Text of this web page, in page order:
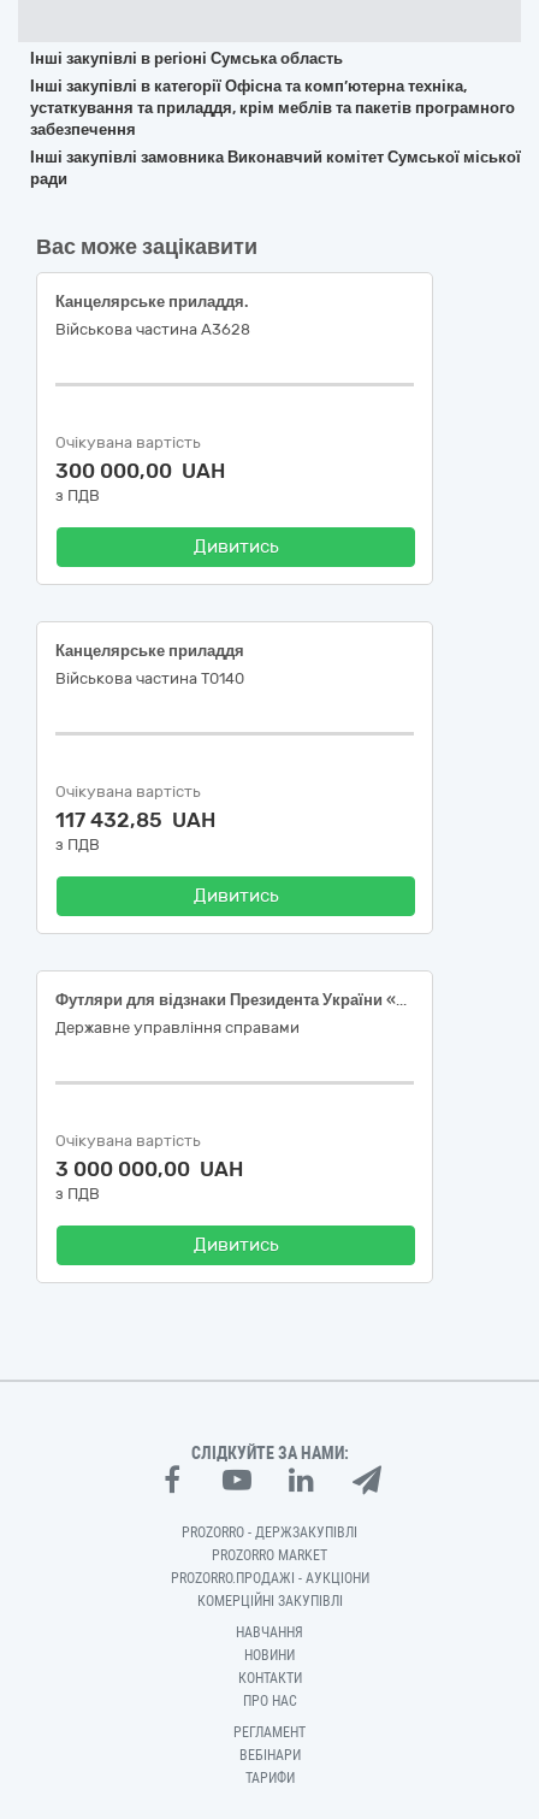
Інші закупівлі в регіоні Сумська область
Інші закупівлі в категорії Офісна та комп’ютерна техніка,
устаткування та приладдя, крім меблів та пакетів програмного
забезпечення
Інші закупівлі замовника Виконавчий комітет Сумської міської
ради
Вас може зацікавити
Канцелярське приладдя.
Військова частина А3628
Очікувана вартість
300 000,00 UAH
з ПДВ
Дивитись
Канцелярське приладдя
Військова частина Т0140
Очікувана вартість
117 432,85 UAH
з ПДВ
Дивитись
Футляри для відзнаки Президента України «За участь у ліквідації наслідків аварії на Чорнобильській АЕС»
Державне управління справами
Очікувана вартість
3 000 000,00 UAH
з ПДВ
Дивитись
СЛІДКУЙТЕ ЗА НАМИ:
PROZORRO - ДЕРЖЗАКУПІВЛІ
PROZORRO MARKET
PROZORRO.ПРОДАЖІ - АУКЦІОНИ
КОМЕРЦІЙНІ ЗАКУПІВЛІ
НАВЧАННЯ
НОВИНИ
КОНТАКТИ
ПРО НАС
РЕГЛАМЕНТ
ВЕБІНАРИ
ТАРИФИ